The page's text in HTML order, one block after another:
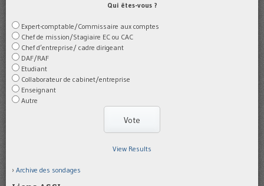
Qui êtes-vous ?
Expert-comptable/Commissaire aux comptes
Chef de mission/Stagiaire EC ou CAC
Chef d’entreprise/ cadre dirigeant
DAF/RAF
Etudiant
Collaborateur de cabinet/entreprise
Enseignant
Autre
View Results
Archive des sondages